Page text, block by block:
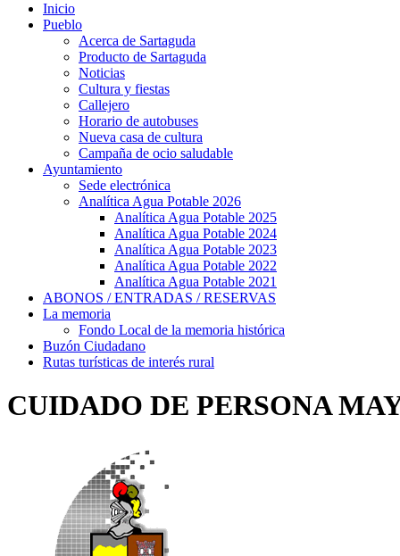
Inicio
Pueblo
Acerca de Sartaguda
Producto de Sartaguda
Noticias
Cultura y fiestas
Callejero
Horario de autobuses
Nueva casa de cultura
Campaña de ocio saludable
Ayuntamiento
Sede electrónica
Analítica Agua Potable 2026
Analítica Agua Potable 2025
Analítica Agua Potable 2024
Analítica Agua Potable 2023
Analítica Agua Potable 2022
Analítica Agua Potable 2021
ABONOS / ENTRADAS / RESERVAS
La memoria
Fondo Local de la memoria histórica
Buzón Ciudadano
Rutas turísticas de interés rural
CUIDADO DE PERSONA